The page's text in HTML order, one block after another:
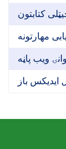
کتابتون
مهارتونه
ویب پاڼه
ایدیکس باز